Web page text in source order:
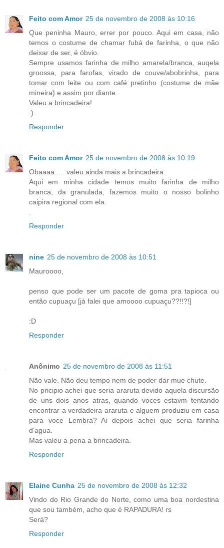
Feito com Amor 25 de novembro de 2008 às 10:16
Que peninha Mauro, errer por pouco. Aqui em casa, não
temos o costume de chamar fubá de farinha, o que não
deixar de ser, é óbvio.
Sempre usamos farinha de milho amarela/branca, auqela
groossa, para farofas, virado de couve/abobrinha, para
tomar com leite ou com café pretinho (costume de mãe
mineira) e assim por diante.
Valeu a brincadeira!
:)
Responder
Feito com Amor 25 de novembro de 2008 às 10:19
Obaaaa..... valeu ainda mais a brincadeira.
Aqui em minha cidade temos muito farinha de milho
branca, da granulada, fazemos muito o nosso bolinho
caipira regional com ela.
Responder
nine 25 de novembro de 2008 às 10:51
Mauroooo,
penso que pode ser um pacote de goma pra tapioca ou
então cupuaçu [já falei que amoooo cupuaçu??!!?!]
:D
Responder
Anônimo 25 de novembro de 2008 às 11:51
Não vale. Não deu tempo nem de poder dar mue chute.
No pricipio achei que seria araruta devido aquela discursão
de uns dois anos atras, quando voces estavm tentando
encontrar a verdadeira araruta e alguem produziu em casa
para voce Lembra? Ai depois achei que seria farinha
d'agua.
Mas valeu a pena a brincadeira.
Responder
Elaine Cunha 25 de novembro de 2008 às 12:32
Vindo do Rio Grande do Norte, como uma boa nordestina
que sou também, acho que é RAPADURA! rs
Será?
Responder